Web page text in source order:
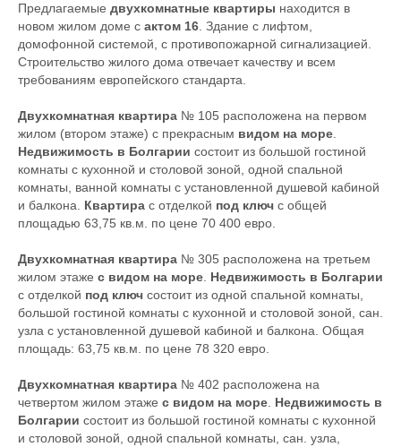
Предлагаемые двухкомнатные квартиры находится в
новом жилом доме с актом 16. Здание с лифтом,
домофонной системой, с противопожарной сигнализацией.
Строительство жилого дома отвечает качеству и всем
требованиям европейского стандарта.
Двухкомнатная квартира № 105 расположена на первом
жилом (втором этаже) с прекрасным видом на море.
Недвижимость в Болгарии состоит из большой гостиной
комнаты с кухонной и столовой зоной, одной спальной
комнаты, ванной комнаты с установленной душевой кабиной
и балкона. Квартира с отделкой под ключ с общей
площадью 63,75 кв.м. по цене 70 400 евро.
Двухкомнатная квартира № 305 расположена на третьем
жилом этаже с видом на море. Недвижимость в Болгарии
с отделкой под ключ состоит из одной спальной комнаты,
большой гостиной комнаты с кухонной и столовой зоной, сан.
узла с установленной душевой кабиной и балкона. Общая
площадь: 63,75 кв.м. по цене 78 320 евро.
Двухкомнатная квартира № 402 расположена на
четвертом жилом этаже с видом на море. Недвижимость в
Болгарии состоит из большой гостиной комнаты с кухонной
и столовой зоной, одной спальной комнаты, сан. узла,